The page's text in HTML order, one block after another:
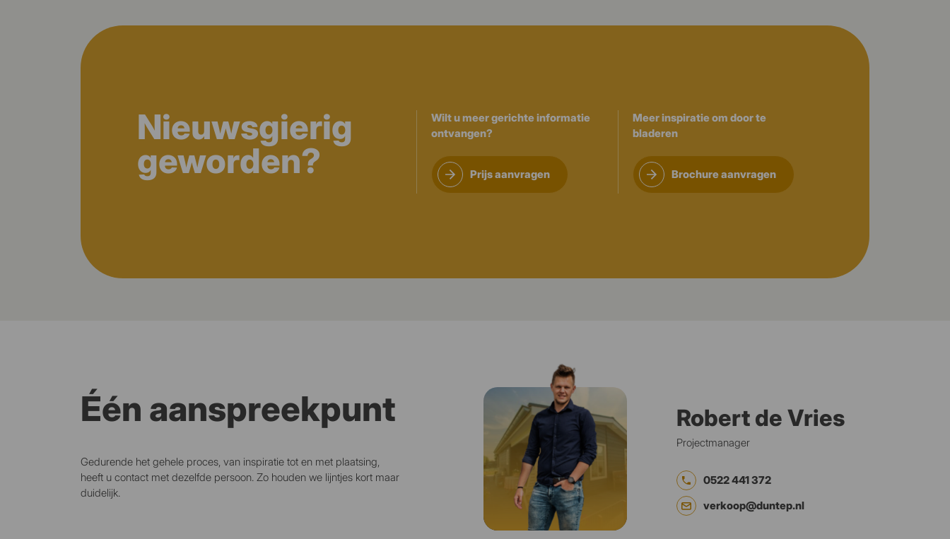
Nieuwsgierig
geworden?
Wilt u meer gerichte informatie
ontvangen?
Prijs aanvragen
Meer inspiratie om door te
bladeren
Brochure aanvragen
Één aanspreekpunt
Gedurende het gehele proces, van inspiratie tot en met plaatsing,
heeft u contact met dezelfde persoon. Zo houden we lijntjes kort maar
duidelijk.
Robert de Vries
Projectmanager
0522 441 372
verkoop@duntep.nl